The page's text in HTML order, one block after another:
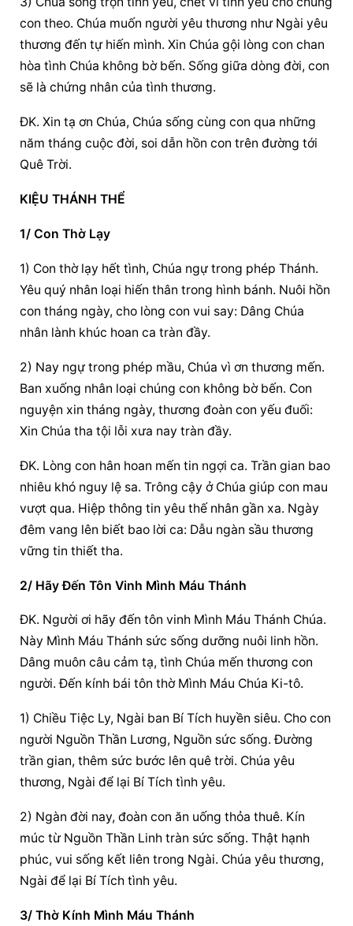
con theo. Chúa muốn người yêu thương như Ngài yêu
thương đến tự hiến mình. Xin Chúa gội lòng con chan
hòa tình Chúa không bờ bến. Sống giữa dòng đời, con
sẽ là chứng nhân của tình thương.
ĐK. Xin tạ ơn Chúa, Chúa sống cùng con qua những
năm tháng cuộc đời, soi dẫn hồn con trên đường tới
Quê Trời.
KIỆU THÁNH THỂ
1/ Con Thờ Lạy
1) Con thờ lạy hết tình, Chúa ngự trong phép Thánh.
Yêu quý nhân loại hiến thân trong hình bánh. Nuôi hồn
con tháng ngày, cho lòng con vui say: Dâng Chúa
nhân lành khúc hoan ca tràn đầy.
2) Nay ngự trong phép mầu, Chúa vì ơn thương mến.
Ban xuống nhân loại chúng con không bờ bến. Con
nguyện xin tháng ngày, thương đoàn con yếu đuối:
Xin Chúa tha tội lỗi xưa nay tràn đầy.
ĐK. Lòng con hân hoan mến tin ngợi ca. Trần gian bao
nhiêu khó nguy lệ sa. Trông cậy ở Chúa giúp con mau
vượt qua. Hiệp thông tin yêu thế nhân gần xa. Ngày
đêm vang lên biết bao lời ca: Dẫu ngàn sầu thương
vững tin thiết tha.
2/ Hãy Đến Tôn Vinh Mình Máu Thánh
ĐK. Người ơi hãy đến tôn vinh Mình Máu Thánh Chúa.
Này Mình Máu Thánh sức sống dưỡng nuôi linh hồn.
Dâng muôn câu cảm tạ, tình Chúa mến thương con
người. Đến kính bái tôn thờ Mình Máu Chúa Ki-tô.
1) Chiều Tiệc Ly, Ngài ban Bí Tích huyền siêu. Cho con
người Nguồn Thần Lương, Nguồn sức sống. Đường
trần gian, thêm sức bước lên quê trời. Chúa yêu
thương, Ngài để lại Bí Tích tình yêu.
2) Ngàn đời nay, đoàn con ăn uống thỏa thuê. Kín
múc từ Nguồn Thần Linh tràn sức sống. Thật hạnh
phúc, vui sống kết liên trong Ngài. Chúa yêu thương,
Ngài để lại Bí Tích tình yêu.
3/ Thờ Kính Mình Máu Thánh